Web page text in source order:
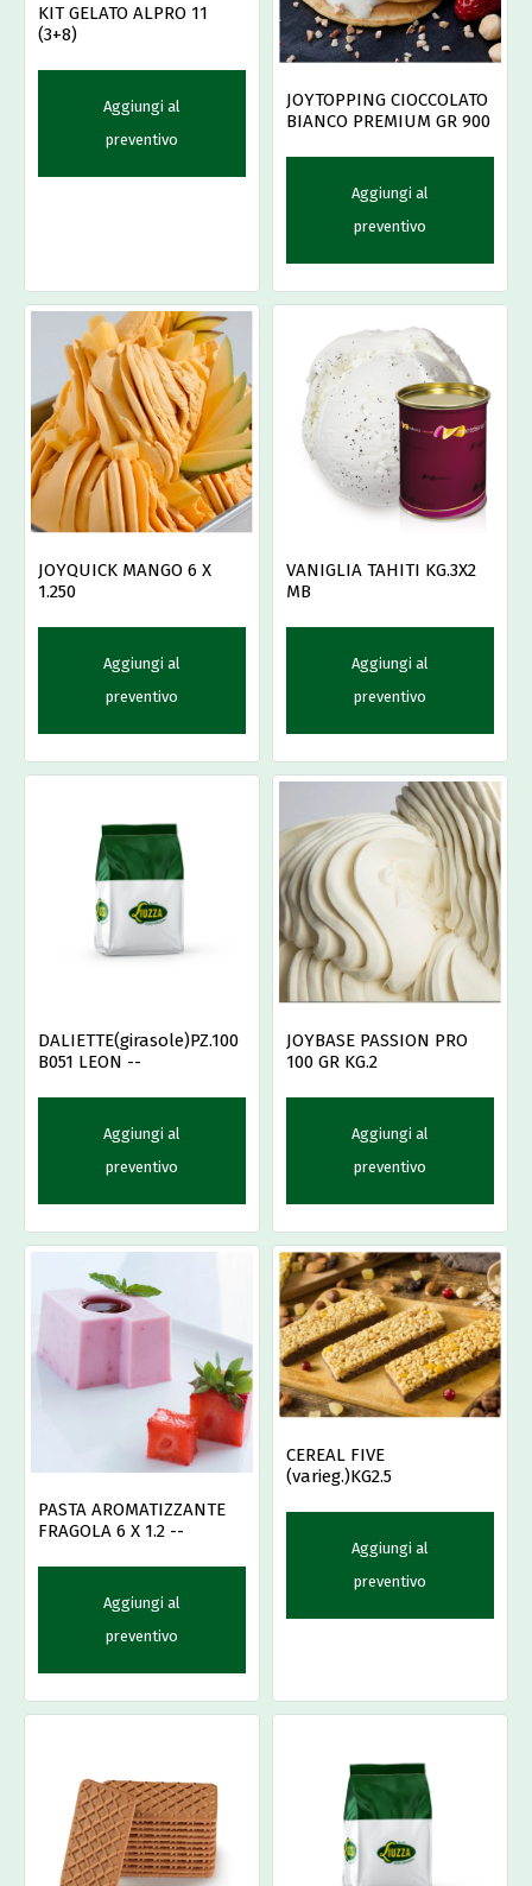
KIT GELATO ALPRO 11
(3+8)
Aggiungi al
preventivo
JOYTOPPING CIOCCOLATO
BIANCO PREMIUM GR 900
Aggiungi al
preventivo
JOYQUICK MANGO 6 X
1.250
Aggiungi al
preventivo
VANIGLIA TAHITI KG.3X2
MB
Aggiungi al
preventivo
DALIETTE(girasole)PZ.100
B051 LEON --
Aggiungi al
preventivo
JOYBASE PASSION PRO
100 GR KG.2
Aggiungi al
preventivo
PASTA AROMATIZZANTE
FRAGOLA 6 X 1.2 --
Aggiungi al
preventivo
CEREAL FIVE
(varieg.)KG2.5
Aggiungi al
preventivo